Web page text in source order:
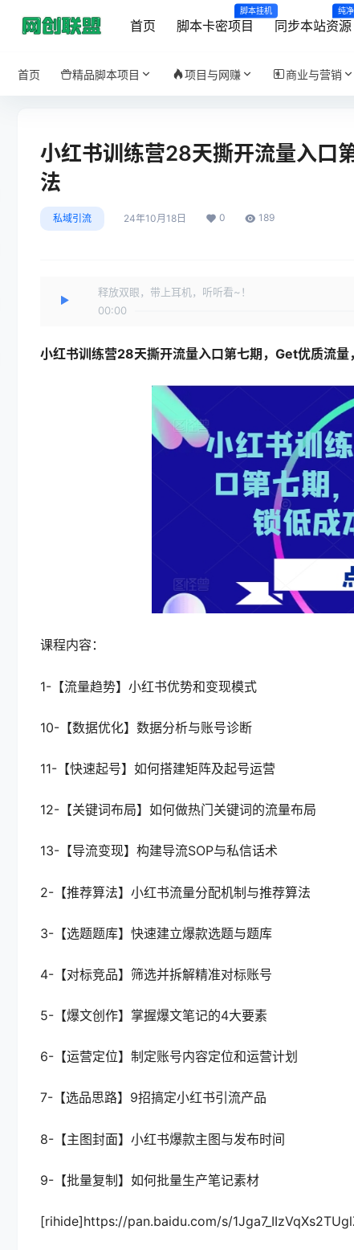
首页 脚本卡密项目
脚本挂机
同步本站资源
纯
首页 精品脚本项目 项目与网赚 商业与营销
小红书训练营28天撕开流量入口
法
私域引流 24年10月18日 0 189
释放双眼，带上耳机，听听看~！
00:00
小红书训练营28天撕开流量入口第七期，Get优质流量
课程内容：
1-【流量趋势】小红书优势和变现模式
10-【数据优化】数据分析与账号诊断
11-【快速起号】如何搭建矩阵及起号运营
12-【关键词布局】如何做热门关键词的流量布局
13-【导流变现】构建导流SOP与私信话术
2-【推荐算法】小红书流量分配机制与推荐算法
3-【选题题库】快速建立爆款选题与题库
4-【对标竞品】筛选并拆解精准对标账号
5-【爆文创作】掌握爆文笔记的4大要素
6-【运营定位】制定账号内容定位和运营计划
7-【选品思路】9招搞定小红书引流产品
8-【主图封面】小红书爆款主图与发布时间
9-【批量复制】如何批量生产笔记素材
[rihide]https://pan.baidu.com/s/